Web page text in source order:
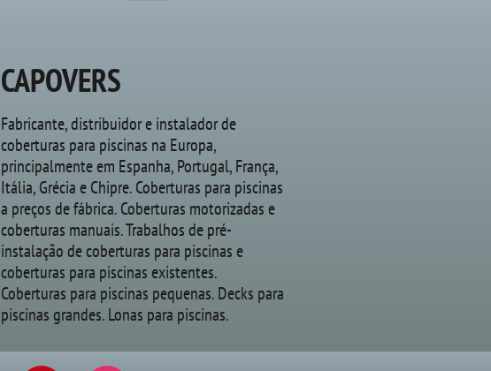
CAPOVERS
Fabricante, distribuidor e instalador de
coberturas para piscinas na Europa,
principalmente em Espanha, Portugal, França,
Itália, Grécia e Chipre. Coberturas para piscinas
a preços de fábrica. Coberturas motorizadas e
coberturas manuais. Trabalhos de pré-
instalação de coberturas para piscinas e
coberturas para piscinas existentes.
Coberturas para piscinas pequenas. Decks para
piscinas grandes. Lonas para piscinas.